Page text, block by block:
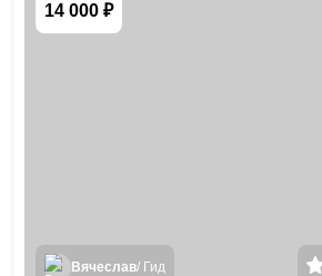
14 000 ₽
Вячеслав/ Гид